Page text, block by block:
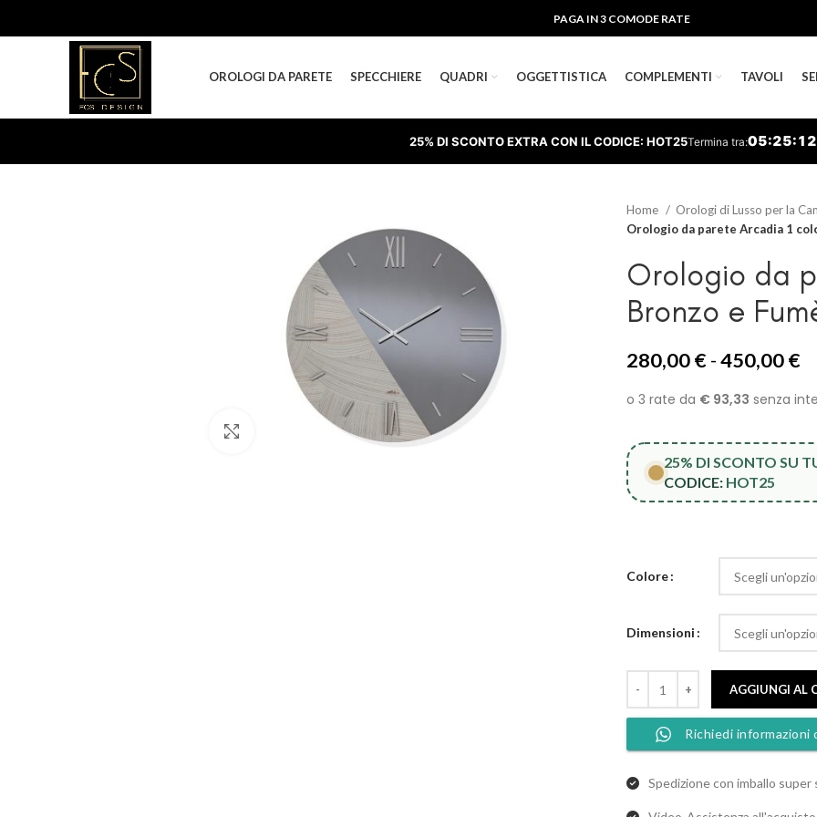
PAGA IN 3 COMODE RATE
OROLOGI DA PARETE SPECCHIERE QUADRI OGGETTISTICA COMPLEMENTI TAVOLI
25% DI SCONTO EXTRA CON IL CODICE: HOT25Termina tra:05:25:11
Clicca per ingrandire
Home
Orologi di Lusso per la
Orologio da parete Arcadia 1
Orologio da
Bronzo e
280,00€ -450,00€
25% DI SCONTO SU
CODICE: HOT25
Colore
Dimensioni
AGGIUNGI AL
Richiedi informazioni
Spedizione con imballo super